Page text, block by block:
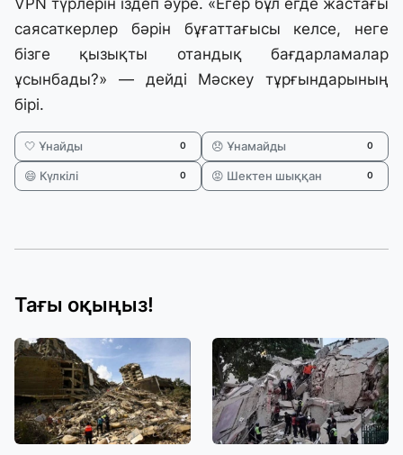
VPN түрлерін іздеп әуре. «Егер бұл егде жастағы
саясаткерлер бәрін бұғаттағысы келсе, неге
бізге қызықты отандық бағдарламалар
ұсынбады?» — дейді Мәскеу тұрғындарының
бірі.
🤍 Ұнайды 0 😞 Ұнамайды 0
😄 Күлкілі 0 😡 Шектен шыққан 0
Тағы оқыңыз!